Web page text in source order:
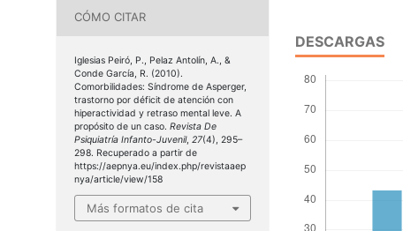
CÓMO CITAR
Iglesias Peiró, P., Pelaz Antolín, A., &
Conde García, R. (2010).
Comorbilidades: Síndrome de Asperger,
trastorno por déficit de atención con
hiperactividad y retraso mental leve. A
propósito de un caso. Revista De
Psiquiatría Infanto-Juvenil, 27(4), 295–
298. Recuperado a partir de
https://aepnya.eu/index.php/revistaaep
nya/article/view/158
Más formatos de cita
DESCARGAS